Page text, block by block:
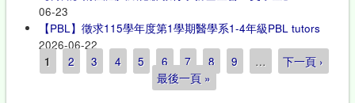
06-23
【PBL】徵求115學年度第1學期醫學系1-4年級PBL tutors
2026-06-22
頁面
1 2 3 4 5 6 7 8 9 …
下一頁 ›
最後一頁 »